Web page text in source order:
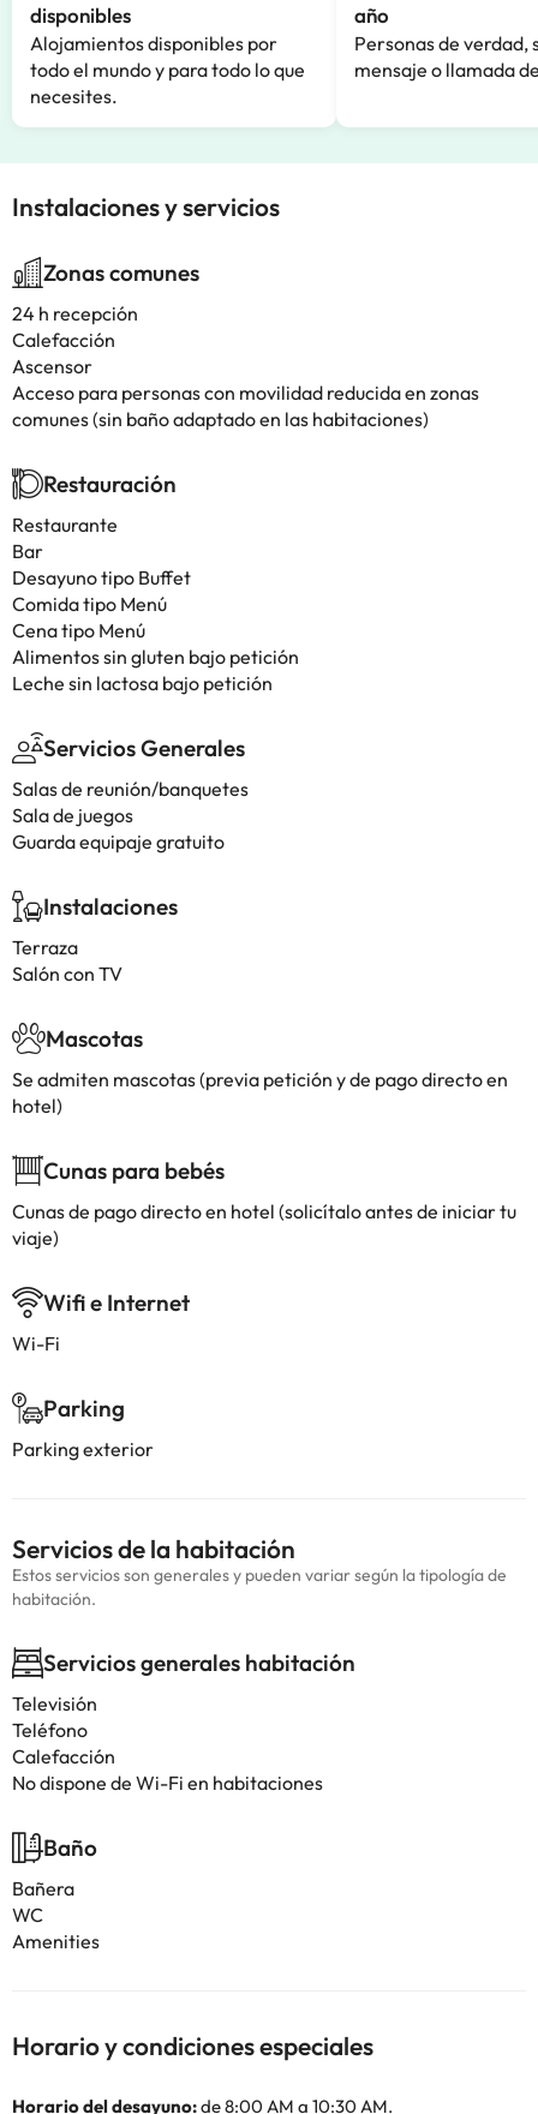
disponibles
Alojamientos disponibles por
todo el mundo y para todo lo que
necesites.
año
Personas de verdad,
mensaje o llamada
Instalaciones y servicios
Zonas comunes
24 h recepción
Calefacción
Ascensor
Acceso para personas con movilidad reducida en zonas
comunes (sin baño adaptado en las habitaciones)
Restauración
Restaurante
Bar
Desayuno tipo Buffet
Comida tipo Menú
Cena tipo Menú
Alimentos sin gluten bajo petición
Leche sin lactosa bajo petición
Servicios Generales
Salas de reunión/banquetes
Sala de juegos
Guarda equipaje gratuito
Instalaciones
Terraza
Salón con TV
Mascotas
Se admiten mascotas (previa petición y de pago directo en
hotel)
Cunas para bebés
Cunas de pago directo en hotel (solicítalo antes de iniciar tu
viaje)
Wifi e Internet
Wi-Fi
Parking
Parking exterior
Servicios de la habitación
Estos servicios son generales y pueden variar según la tipología de
habitación.
Servicios generales habitación
Televisión
Teléfono
Calefacción
No dispone de Wi-Fi en habitaciones
Baño
Bañera
WC
Amenities
Horario y condiciones especiales
Horario del desayuno:de 8:00 AM a 10:30 AM.